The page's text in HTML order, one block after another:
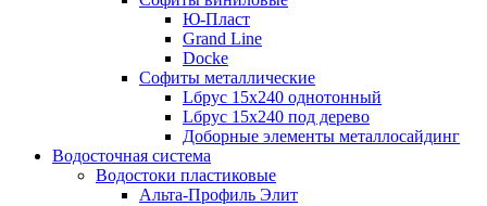
Ю-Пласт
Grand Line
Docke
Софиты металлические
Lбрус 15x240 однотонный
Lбрус 15x240 под дерево
Доборные элементы металлосайдинг
Водосточная система
Водостоки пластиковые
Альта-Профиль Элит